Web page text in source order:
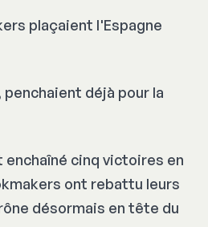
plaçaient l'Espagne
penchaient déjà pour la
enchaîné cinq victoires en
ont rebattu leurs
désormais en tête du